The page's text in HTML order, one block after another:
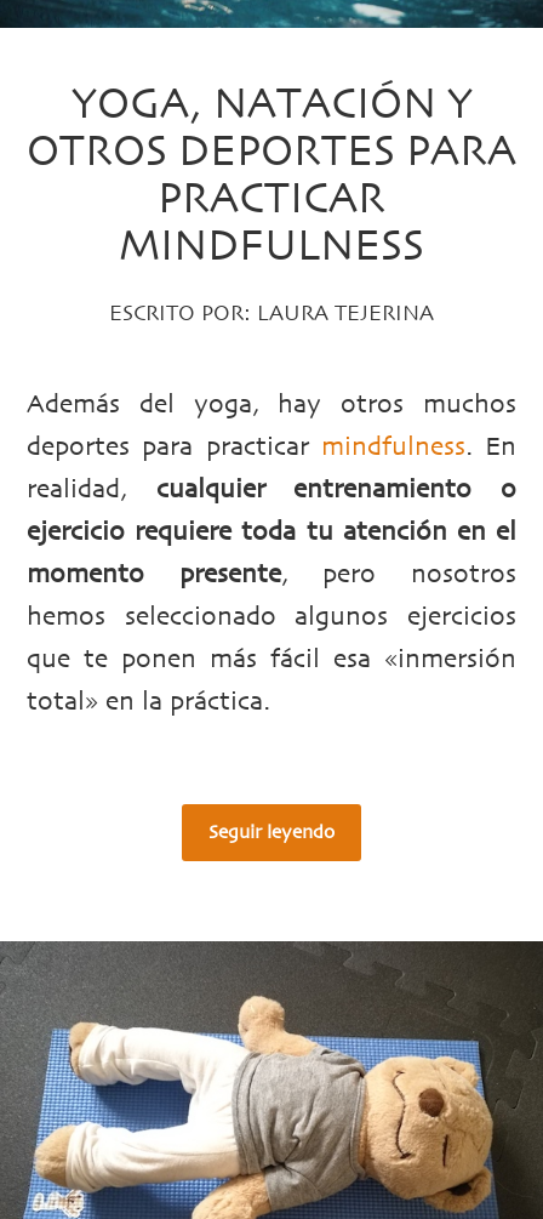
YOGA, NATACIÓN Y
OTROS DEPORTES PARA
PRACTICAR
MINDFULNESS
ESCRITO POR: LAURA TEJERINA
Además del yoga, hay otros muchos
deportes para practicar mindfulness. En
realidad, cualquier entrenamiento o
ejercicio requiere toda tu atención en el
momento presente, pero nosotros
hemos seleccionado algunos ejercicios
que te ponen más fácil esa «inmersión
total» en la práctica.
Seguir leyendo